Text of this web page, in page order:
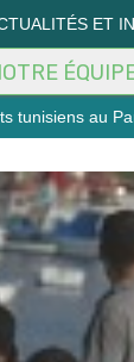
ET
tunisiens au